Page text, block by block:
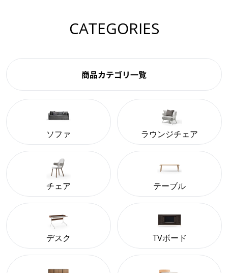
CATEGORIES
商品カテゴリ一覧
ソファ ラウンジチェア
チェア テーブル
デスク TVボード